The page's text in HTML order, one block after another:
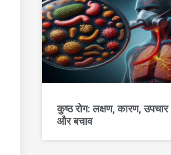
कुष्ठ रोग: लक्षण, कारण, उपचार
और बचाव